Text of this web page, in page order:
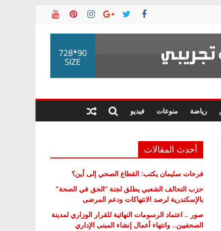
رياضة منوعات فيديو
أحدث المقالات
فرحات سليمان يكتب: القطاع الصحي إلى أين؟
حزب التحالف الشعبي يطلق لجنة “الحق في الصحة”
بالإسكندرية لرصد الانتهاكات ودعم المرضى
صور .. اعتماد الرسومات النهائية للقرار الوزاري لمدينة
الصحفيين.. وانتهاء أعمال إنشاء المبنى الإداري